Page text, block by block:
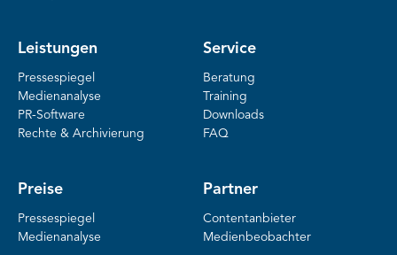
Leistungen
Pressespiegel
Medienanalyse
PR-Software
Rechte & Archivierung
Service
Beratung
Training
Downloads
FAQ
Preise
Pressespiegel
Medienanalyse
Partner
Contentanbieter
Medienbeobachter